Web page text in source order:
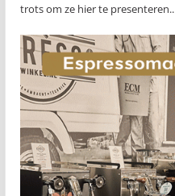
trots om ze hier te presenteren..